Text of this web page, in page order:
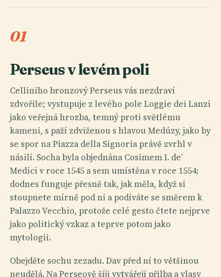
01
Perseus v levém poli
Celliniho bronzový Perseus vás nezdraví
zdvořile; vystupuje z levého pole Loggie dei Lanzi
jako veřejná hrozba, temný proti světlému
kameni, s paží zdviženou s hlavou Medúzy, jako by
se spor na Piazza della Signoria právě zvrhl v
násilí. Socha byla objednána Cosimem I. de’
Medici v roce 1545 a sem umístěna v roce 1554;
dodnes funguje přesně tak, jak měla, když si
stoupnete mírně pod ni a podíváte se směrem k
Palazzo Vecchio, protože celé gesto čtete nejprve
jako politický vzkaz a teprve potom jako
mytologii.
Obejděte sochu zezadu. Dav před ní to většinou
neudělá. Na Perseově šíji vytvářejí přilba a vlasy